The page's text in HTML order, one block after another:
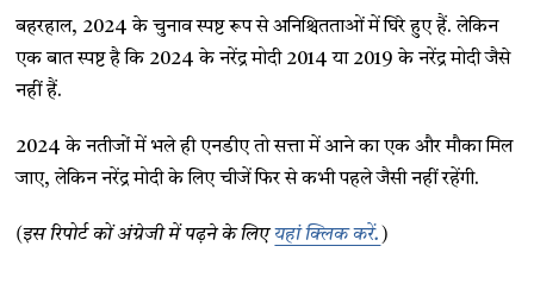
बहरहाल, 2024 के चुनाव स्पष्ट रूप से अनिश्चितताओं में घिरे हुए हैं. लेकिन
एक बात स्पष्ट है कि 2024 के नरेंद्र मोदी 2014 या 2019 के नरेंद्र मोदी जैसे
नहीं हैं.
2024 के नतीजों में भले ही एनडीए तो सत्ता में आने का एक और मौका मिल
जाए, लेकिन नरेंद्र मोदी के लिए चीजें फिर से कभी पहले जैसी नहीं रहेंगी.
(इस रिपोर्ट कों अंग्रेजी में पढ़ने के लिएयहां क्लिक करें. )